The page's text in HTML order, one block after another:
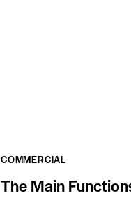
COMMERCIAL
The Main